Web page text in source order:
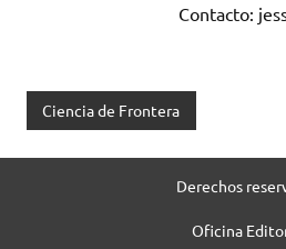
Contacto:
Ciencia de Frontera
Derechos
Oficina